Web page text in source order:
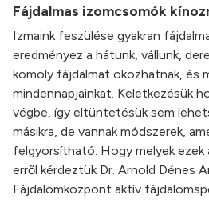
Fájdalmas izomcsomók
Izmaink feszülése gyakran
eredményez a hátunk, vállunk,
komoly fájdalmat okozhatnak, és
mindennapjainkat. Keletkezésük
végbe, így eltüntetésük sem
másikra, de vannak módszerek,
felgyorsítható. Hogy melyek ezek
erről kérdeztük Dr. Arnold Dénes
Fájdalomközpont aktív